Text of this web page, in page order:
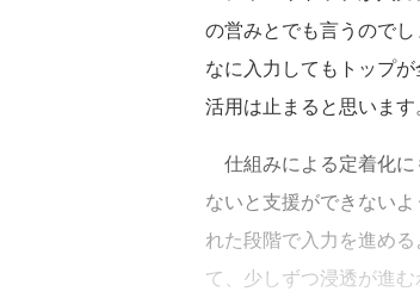
の営みとでも言うので
なに入力してもトップ
活用は止まると思います。
仕組みによる定着化に
ないと支援ができない
れた段階で入力を進め
て、少しずつ浸透が進